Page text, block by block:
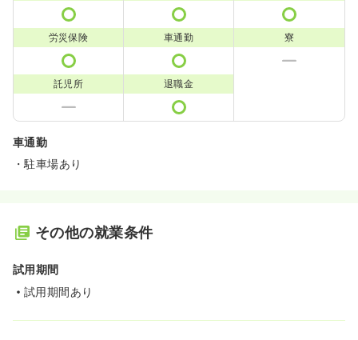
労災保険 車通勤 寮
託児所 退職金
車通勤
・駐車場あり
その他の就業条件
試用期間
試用期間あり